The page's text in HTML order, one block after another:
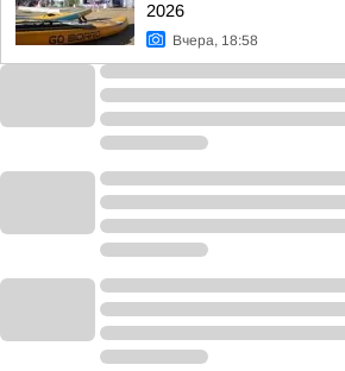
2026
Вчера, 18:58